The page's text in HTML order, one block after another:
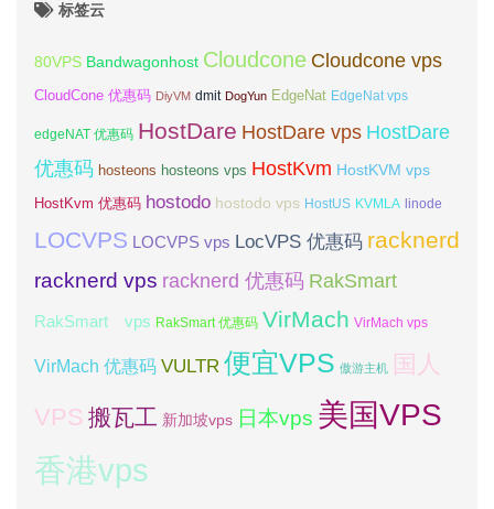
标签云
80VPS Bandwagonhost Cloudcone Cloudcone vps
CloudCone 优惠码 DiyVM dmit DogYun EdgeNat EdgeNat vps
edgeNAT 优惠码 HostDare HostDare vps HostDare
优惠码 hosteons hosteons vps HostKvm HostKVM vps
HostKvm 优惠码 hostodo hostodo vps HostUS KVMLA linode
LOCVPS LOCVPS vps LocVPS 优惠码 racknerd
racknerd vps racknerd 优惠码 RakSmart
RakSmart vps RakSmart 优惠码 VirMach VirMach vps
VirMach 优惠码 VULTR 便宜VPS 傲游主机 国人
VPS 搬瓦工 新加坡vps 日本vps 美国VPS
香港vps